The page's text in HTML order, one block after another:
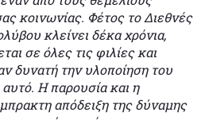
κοινωνίας. Φέτος το Διεθνές
κλείνει δέκα χρόνια,
σε όλες τις φιλίες και
δυνατή την υλοποίηση του
Η παρουσία και η
απόδειξη της δύναμης